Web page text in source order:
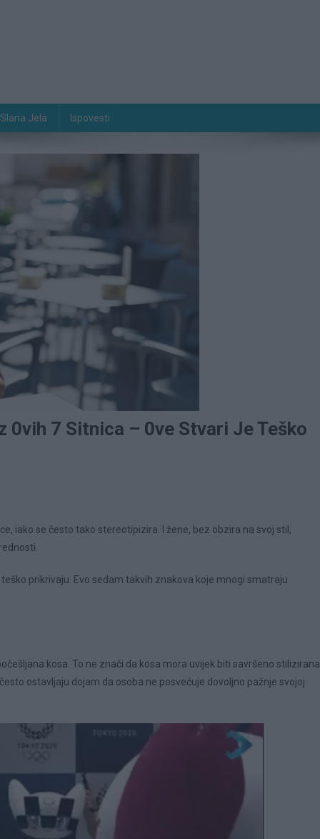
Slana Jela Ispovesti
0vih 7 Sitnica – 0ve Stvari Je Teško
iako se često tako stereotipizira. I žene, bez obzira na svoj stil,
prikrivaju. Evo sedam takvih znakova koje mnogi smatraju
kosa. To ne znači da kosa mora uvijek biti savršeno
ostavljaju dojam da osoba ne posvećuje dovoljno pažnje svojoj